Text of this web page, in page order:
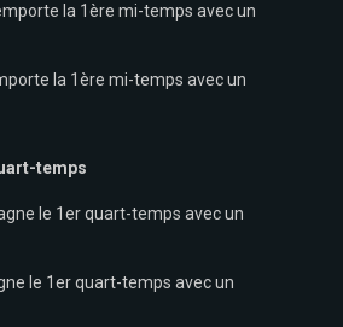
la 1ère mi-temps avec un
la 1ère mi-temps avec un
temps
le 1er quart-temps avec un
le 1er quart-temps avec un